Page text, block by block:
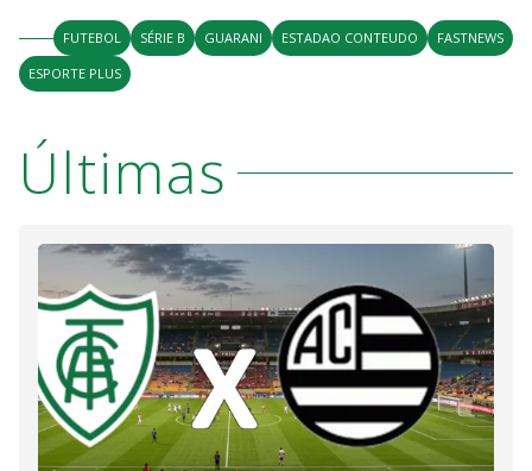
FUTEBOL SÉRIE B GUARANI ESTADAO CONTEUDO
FASTNEWS
ESPORTE PLUS
Últimas